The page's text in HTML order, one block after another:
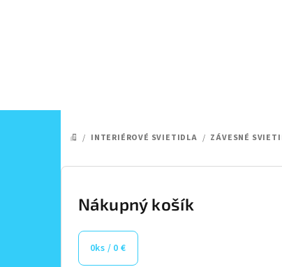
DOMOV
/ INTERIÉROVÉ SVIETIDLA / ZÁVESNÉ
B
Nákupný košík
0ks / 0 €